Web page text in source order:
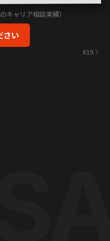
キャリア相談実績）
さい
#19